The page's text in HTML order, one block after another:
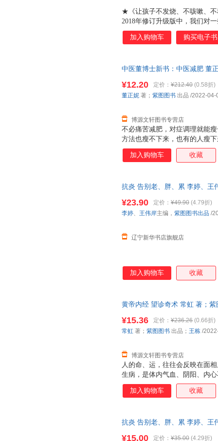
★《让孩子不发烧、不咳嗽、
2018年修订升级版中，我们对
比如患上外感的不同阶段如何
么使用白萝卜水有奇效的内容
孩子常见病的书。孩子生病了
清楚楚，即便是一点儿医学知
★本书针对性强，能够帮助家
加入购物车 购买电子书
中医董博士新书：中医减肥 董
不必痛苦减肥，对症调理就能
方法也瘦不下来，也有的人瘦
调、绝经不孕。真正健康的减
越好、身体轻快、精神饱满。
胖。这三种类型的肥胖原因包
进行对症减肥。 大家知道自己
就能轻松享“瘦”——人之所以胖
¥12.20 定价： ¥212.40 (0.58折)
博源文轩图书专营店
董正妮 著； 紫图图书 出品 /2022-04-
加入购物车 收藏
抗炎 告别老、胖、累 李婷、王
¥23.90 定价： ¥49.90 (4.79折)
辽宁新华书店旗舰店
李婷、 王伟岸主编， 紫图图书出品 /
加入购物车 收藏
黄帝内经 望诊奇术 常虹 著；紫
人的命、运，往往会反映在面
生病，是体内气血、阴阳、内
通过我们的面相和体表显露出
不起的人，能第1时间预知、
智慧和方法。 健康贵在未雨绸
¥15.36 定价： ¥236.26 (0.66折)
博源文轩图书专营店
常虹 著； 紫图图书 出品； 王栋 /
加入购物车 收藏
抗炎 告别老、胖、累 李婷、王
¥15.00 定价： ¥35.00 (4.29折)